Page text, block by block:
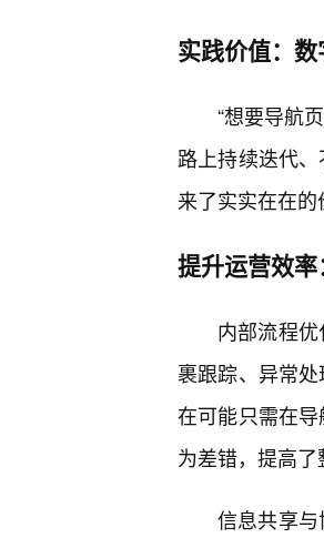
实践价值：
“想要导航
路上持续迭代
来了实实在在的
提升运营效率
内部流程
裹跟踪、异常
在可能只需在
为差错，提高了
信息共享